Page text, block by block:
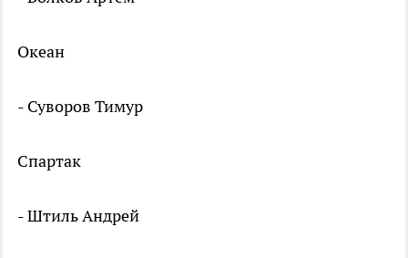
Океан
- Суворов Тимур
Спартак
- Штиль Андрей